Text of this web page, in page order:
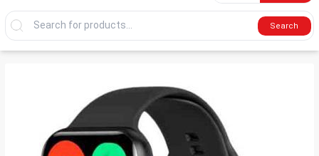
Search